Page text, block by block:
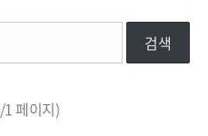
검색
/1 페이지)